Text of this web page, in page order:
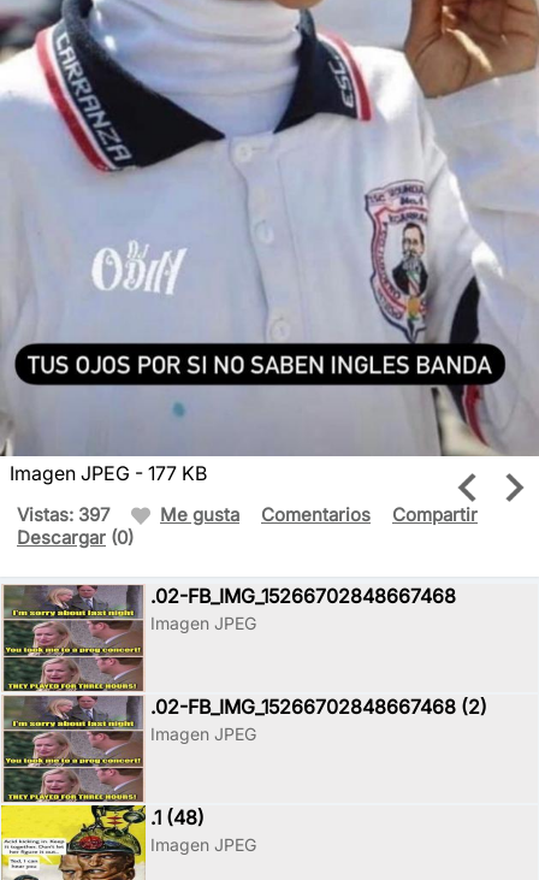
Imagen JPEG - 177 KB
Vistas: 397 Me gusta Comentarios
Compartir
Descargar (0)
.02-FB_IMG_15266702848667468
Imagen JPEG
.02-FB_IMG_15266702848667468 (2)
Imagen JPEG
.1 (48)
Imagen JPEG